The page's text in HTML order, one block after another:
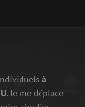
à
. Je me déplace